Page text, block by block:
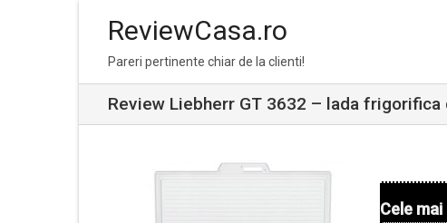
navigation
content
ReviewCasa.ro
Pareri pertinente chiar de la clienti!
Review Liebherr GT 3632 – lada frigorifica
Cele